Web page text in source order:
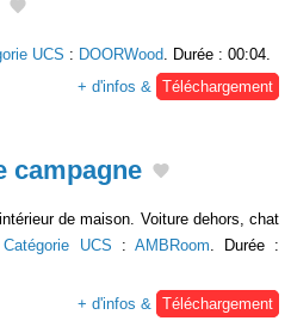
UCS : DOORWood. Durée : 00:04.
+ d'infos & Téléchargement
campagne
de maison. Voiture dehors, chat
Catégorie UCS : AMBRoom . Durée :
+ d'infos &
Téléchargement